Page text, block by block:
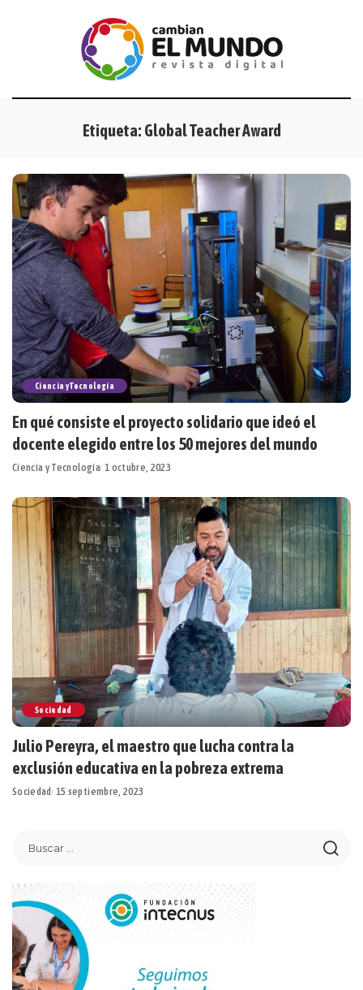
Etiqueta: Global Teacher Award
Ciencia y Tecnología
En qué consiste el proyecto solidario que ideó el
docente elegido entre los 50 mejores del mundo
Ciencia y Tecnología 1 octubre, 2023
Sociedad
Julio Pereyra, el maestro que lucha contra la
exclusión educativa en la pobreza extrema
Sociedad 15 septiembre, 2023